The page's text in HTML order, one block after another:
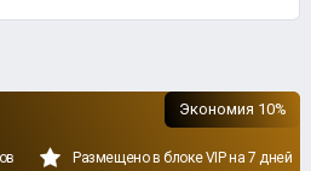
Размещено в блоке VIP на 7 дней
Экономия 10%